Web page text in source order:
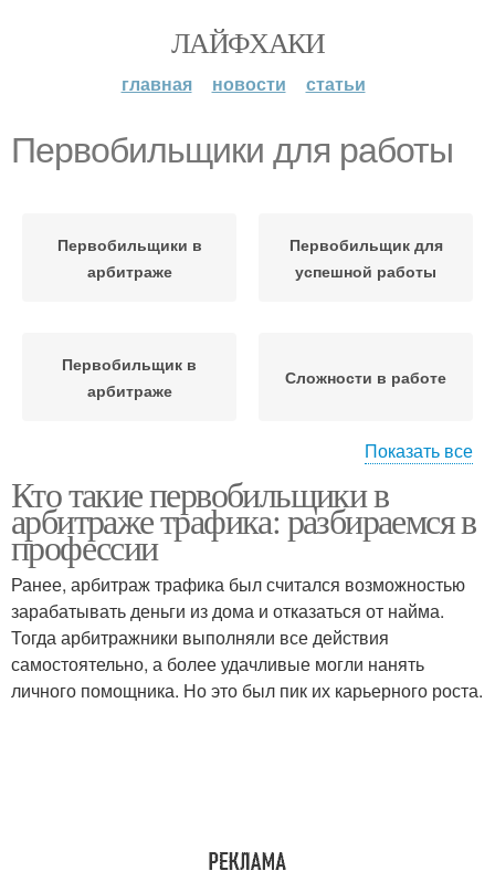
ЛАЙФХАКИ
главная новости статьи
Первобильщики для работы
Первобильщики в
арбитраже
Первобильщик для
успешной работы
Первобильщик в
арбитраже
Сложности в работе
первобильщики
Показать все
Кто такие первобильщики в
арбитраже трафика: разбираемся в
профессии
Ранее, арбитраж трафика был считался возможностью
зарабатывать деньги из дома и отказаться от найма.
Тогда арбитражники выполняли все действия
самостоятельно, а более удачливые могли нанять
личного помощника. Но это был пик их карьерного роста.